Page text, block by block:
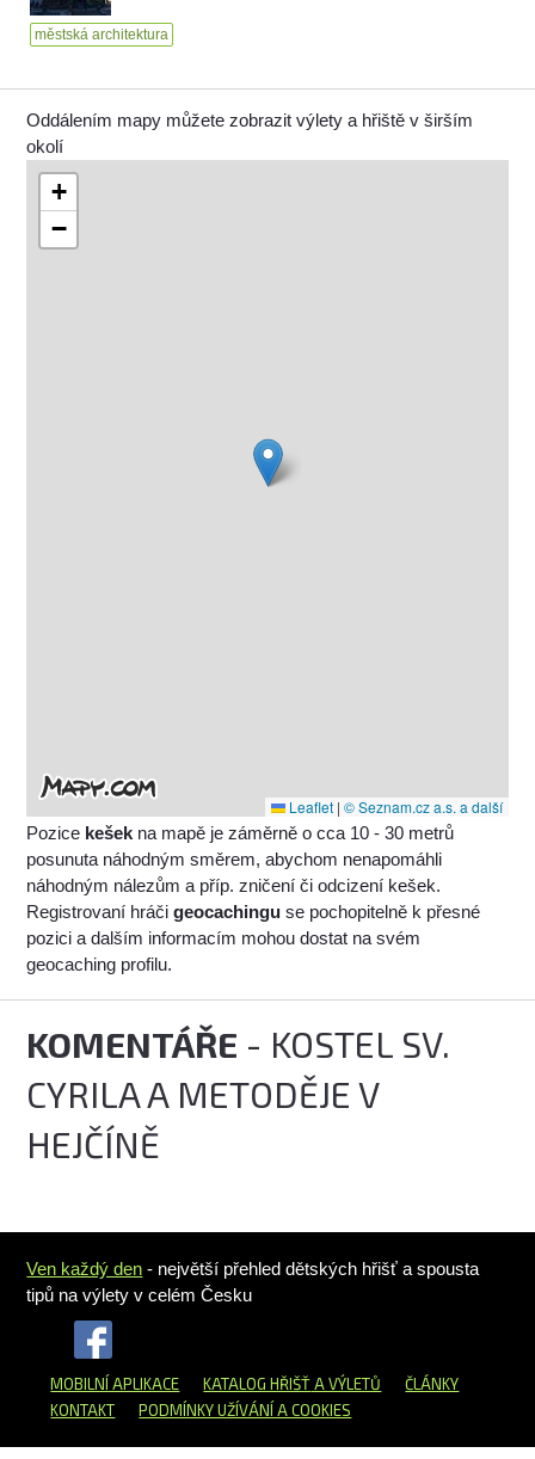
městská architektura
Oddálením mapy můžete zobrazit výlety a hřiště v širším
okolí
+
−
Leaflet | © Seznam.cz a.s. a další
Pozice kešek na mapě je záměrně o cca 10 - 30 metrů
posunuta náhodným směrem, abychom nenapomáhli
náhodným nálezům a příp. zničení či odcizení kešek.
Registrovaní hráčigeocachingu se pochopitelně k přesné
pozici a dalším informacím mohou dostat na svém
geocaching profilu.
KOMENTÁŘE - KOSTEL SV.
CYRILA A METODĚJE V
HEJČÍNĚ
Ven každý den - největší přehled dětských hřišť a spousta
tipů na výlety v celém Česku
MOBILNÍ APLIKACE KATALOG HŘIŠŤA VÝLETŮ
ČLÁNKY
KONTAKT
PODMÍNKY UŽÍVÁNÍ A COOKIES